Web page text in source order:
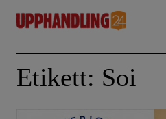
content
Etikett: Soi